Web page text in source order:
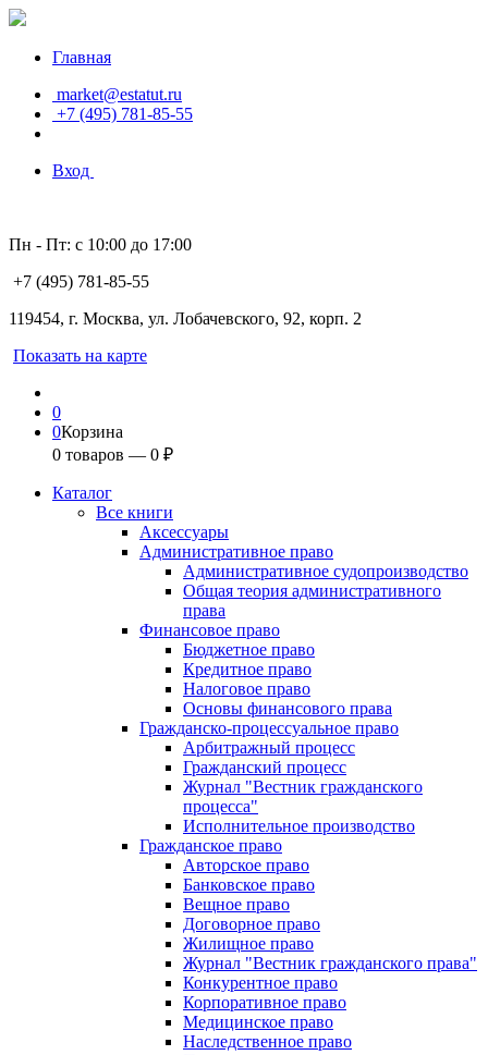
Главная
market@estatut.ru
+7 (495) 781-85-55
Вход
Пн - Пт: с 10:00 до 17:00
+7 (495) 781-85-55
119454, г. Москва, ул. Лобачевского, 92, корп. 2
Показать на карте
0
0Корзина
0 товаров — 0 ₽
Каталог
Все книги
Аксессуары
Административное право
Административное судопроизводство
Общая теория административного
права
Финансовое право
Бюджетное право
Кредитное право
Налоговое право
Основы финансового права
Гражданско-процессуальное право
Арбитражный процесс
Гражданский процесс
Журнал "Вестник гражданского
процесса"
Исполнительное производство
Гражданское право
Авторское право
Банковское право
Вещное право
Договорное право
Жилищное право
Журнал "Вестник гражданского права"
Конкурентное право
Корпоративное право
Медицинское право
Наследственное право